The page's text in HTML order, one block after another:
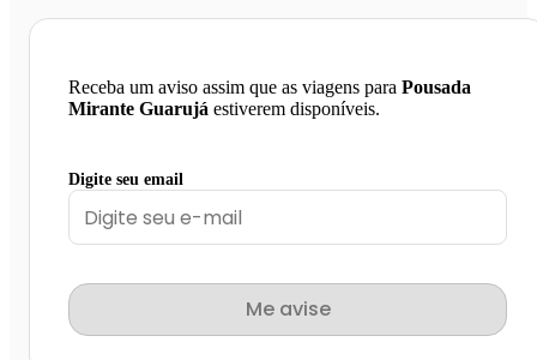
Receba um aviso assim que as viagens para Pousada
Mirante Guarujá estiverem disponíveis.
Digite seu email
Me avise